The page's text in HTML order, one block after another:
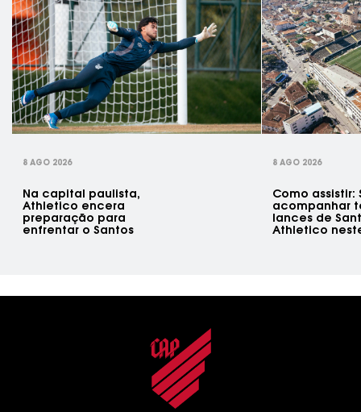
8 AGO 2026
Na capital paulista,
Athletico encera
preparação para
enfrentar o Santos
8 AGO 2026
Como assistir:
acompanhar
lances de
Athletico